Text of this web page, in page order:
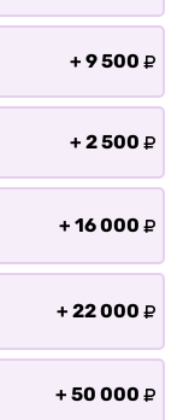
+ 9 500
+ 2 500
+ 16 000
+ 22 000
+ 50 000